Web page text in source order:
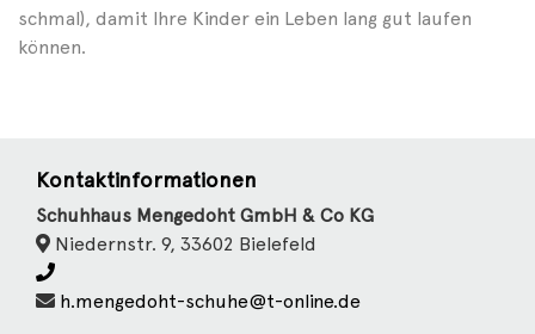
schmal), damit Ihre Kinder ein Leben lang gut laufen
können.
Kontaktinformationen
Schuhhaus Mengedoht GmbH & Co KG
Niedernstr. 9, 33602 Bielefeld
h.mengedoht-schuhe@t-online.de